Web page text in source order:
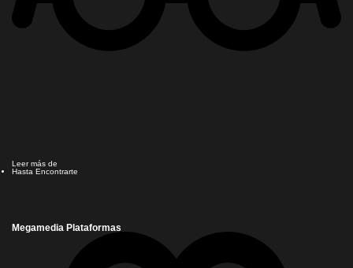
Leer más de
Hasta Encontrarte
Megamedia Plataformas